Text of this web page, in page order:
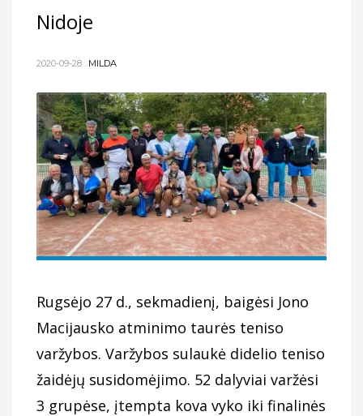
Nidoje
2020-09-28 MILDA
Rugsėjo 27 d., sekmadienį, baigėsi Jono
Macijausko atminimo taurės teniso
varžybos. Varžybos sulaukė didelio teniso
žaidėjų susidomėjimo. 52 dalyviai varžėsi
3 grupėse, įtempta kova vyko iki finalinės